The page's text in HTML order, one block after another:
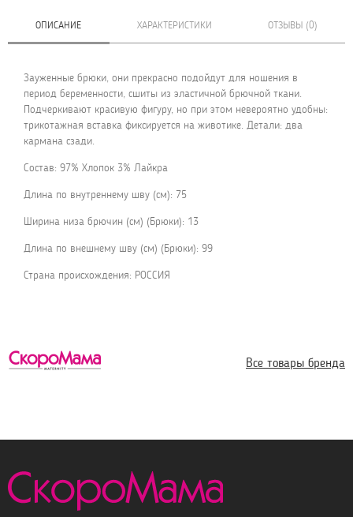
ОПИСАНИЕ ХАРАКТЕРИСТИКИ ОТЗЫВЫ (0)
Зауженные брюки, они прекрасно подойдут для ношения в
период беременности, сшиты из эластичной брючной ткани.
Подчеркивают красивую фигуру, но при этом невероятно удобны:
трикотажная вставка фиксируется на животике. Детали: два
кармана сзади.
Состав: 97% Хлопок 3% Лайкра
Длина по внутреннему шву (см): 75
Ширина низа брючин (см) (Брюки): 13
Длина по внешнему шву (см) (Брюки): 99
Страна происхождения: РОССИЯ
Все товары бренда